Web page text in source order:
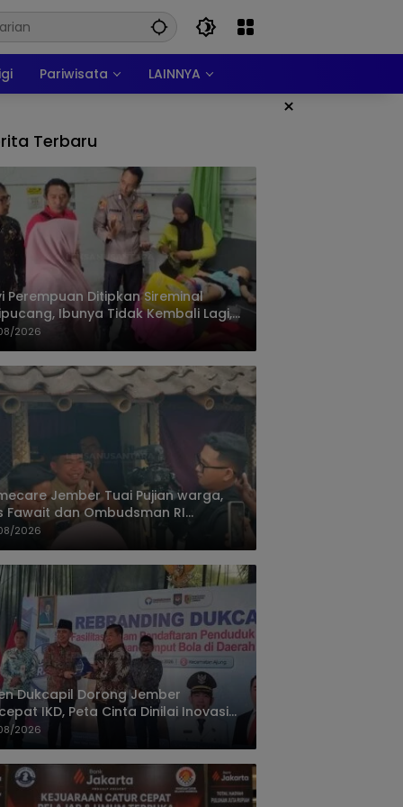
Pariwisata LAINNYA
×
Terbaru
Perempuan Ditipkan Sireminal
Ibunya Tidak Kembali Lagi,
Telusuri Keberadaan Orang Tua
2026
Jember Tuai Pujian warga,
Fawait dan Ombudsman RI
Layanan Kesehatan Rumah
2026
Dukcapil Dorong Jember
IKD, Peta Cinta Dinilai Inovasi
Terbaik
2026